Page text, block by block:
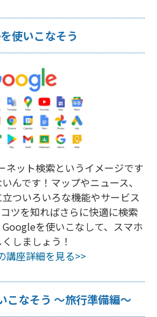
使いこなそう
ット検索というイメージです
んです！マップやニュース、
ついろいろな機能やサービス
ツを知ればさらに快適に検索
を使いこなして、スマホ
しましょう！
講座詳細を見る>>
こなそう ～旅行準備編～